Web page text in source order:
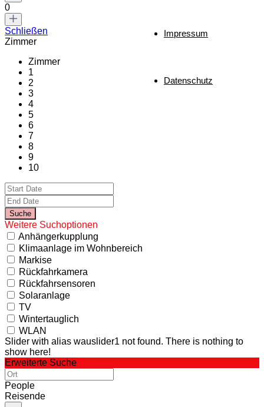
Impressum
Datenschutz
0
Schließen
Zimmer
Zimmer
1
2
3
4
5
6
7
8
9
10
Weitere Suchoptionen
Anhängerkupplung
Klimaanlage im Wohnbereich
Markise
Rückfahrkamera
Rückfahrsensoren
Solaranlage
TV
Wintertauglich
WLAN
Slider with alias wauslider1 not found. There is nothing to
show here!
Erweiterte Suche
People
Reisende